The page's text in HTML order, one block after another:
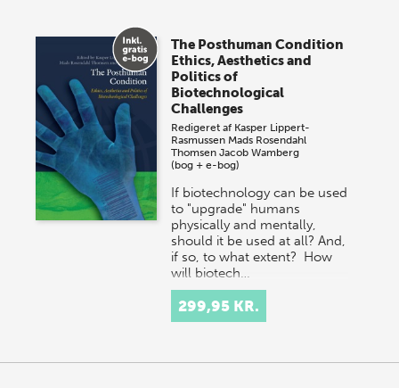
The Posthuman Condition
Ethics, Aesthetics and
Politics of
Biotechnological
Challenges
Redigeret af Kasper Lippert-
Rasmussen Mads Rosendahl
Thomsen Jacob Wamberg
(bog + e-bog)
If biotechnology can be used
to "upgrade" humans
physically and mentally,
should it be used at all? And,
if so, to what extent? How
will biotech…
299,95 KR.